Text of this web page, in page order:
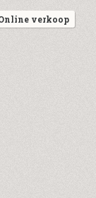
verkoop